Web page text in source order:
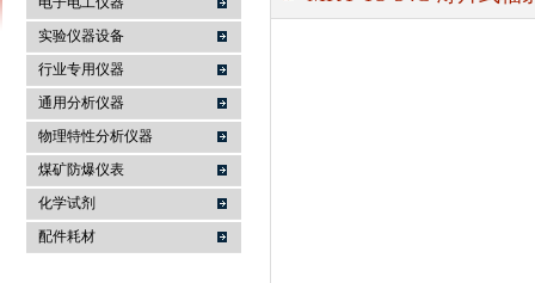
麦科仪（北京）科技有限公司
实验仪器设备
行业专用仪器
通用分析仪器
物理特性分析仪器
煤矿防爆仪表
化学试剂
配件耗材